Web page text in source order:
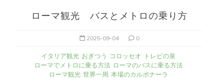
ローマ観光 バスとメトロの乗り方
2025-09-04 0
イタリア観光 おぎつう コロッセオ
トレビの泉
ローマでメトロに乗る方法 ローマのバスに乗る方法
ローマ観光 世界一周 本場のカルボナーラ